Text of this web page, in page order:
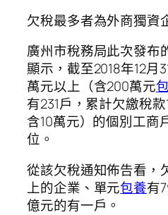
欠稅最多者為外商獨資
廣州市稅務局此次發布
顯示，截至2018年12月
萬元以上（含200萬元
有231戶，累計欠繳稅
含10萬元）的個別工商
位。
從該欠稅通知佈告看，
上的企業、單元包養有
億元的有一戶。